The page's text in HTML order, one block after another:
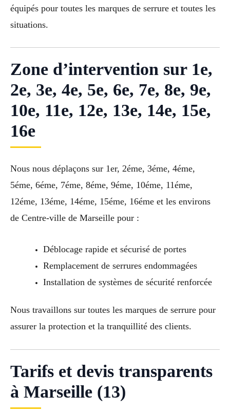
équipés pour toutes les marques de serrure et toutes les
situations.
Zone d’intervention sur 1e,
2e, 3e, 4e, 5e, 6e, 7e, 8e, 9e,
10e, 11e, 12e, 13e, 14e, 15e,
16e
Nous nous déplaçons sur 1er, 2éme, 3éme, 4éme,
5éme, 6éme, 7éme, 8éme, 9éme, 10éme, 11éme,
12éme, 13éme, 14éme, 15éme, 16éme et les environs
de Centre-ville de Marseille pour :
Déblocage rapide et sécurisé de portes
Remplacement de serrures endommagées
Installation de systèmes de sécurité renforcée
Nous travaillons sur toutes les marques de serrure pour
assurer la protection et la tranquillité des clients.
Tarifs et devis transparents
à Marseille (13)